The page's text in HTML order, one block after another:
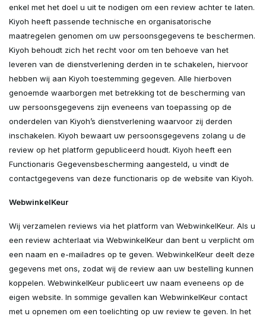
enkel met het doel u uit te nodigen om een review achter te laten.
Kiyoh heeft passende technische en organisatorische
maatregelen genomen om uw persoonsgegevens te beschermen.
Kiyoh behoudt zich het recht voor om ten behoeve van het
leveren van de dienstverlening derden in te schakelen, hiervoor
hebben wij aan Kiyoh toestemming gegeven. Alle hierboven
genoemde waarborgen met betrekking tot de bescherming van
uw persoonsgegevens zijn eveneens van toepassing op de
onderdelen van Kiyoh’s dienstverlening waarvoor zij derden
inschakelen. Kiyoh bewaart uw persoonsgegevens zolang u de
review op het platform gepubliceerd houdt. Kiyoh heeft een
Functionaris Gegevensbescherming aangesteld, u vindt de
contactgegevens van deze functionaris op de website van Kiyoh.
WebwinkelKeur
Wij verzamelen reviews via het platform van WebwinkelKeur. Als u
een review achterlaat via WebwinkelKeur dan bent u verplicht om
een naam en e-mailadres op te geven. WebwinkelKeur deelt deze
gegevens met ons, zodat wij de review aan uw bestelling kunnen
koppelen. WebwinkelKeur publiceert uw naam eveneens op de
eigen website. In sommige gevallen kan WebwinkelKeur contact
met u opnemen om een toelichting op uw review te geven. In het